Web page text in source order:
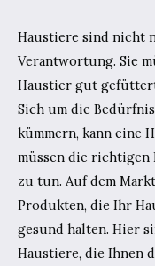
Haustiere sind nicht
Verantwortung. Sie
Haustier gut
Sich um die
kümmern, kann eine
müssen die richtigen
zu tun. Auf dem
Produkten, die Ihr
gesund halten. Hier
Haustiere, die Ihnen